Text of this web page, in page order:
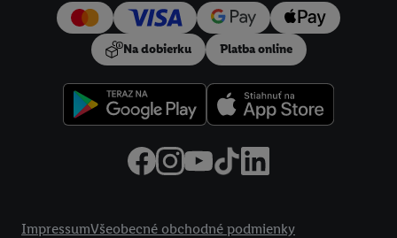
Na dobierku Platba online
ImpressumVšeobecné obchodné podmienky
používanie potrebných technológií. Kliknutím na "Súhlasím
vyjadríte súhlas so spracúvaním na všetky vyššie uvedené účely.
Ďalšie informácie vrátane informácií o dobe uchovávania
údajov a Vašom práve kedykoľvek odvolať súhlas s účinnosťou
do budúcnosti nájdete v našich
zásadách ochrany osobných
.Imprint nájdete tu.